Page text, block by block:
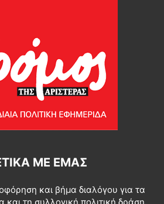
ΜΕ ΕΜΆΣ
και βήμα διαλόγου για τα